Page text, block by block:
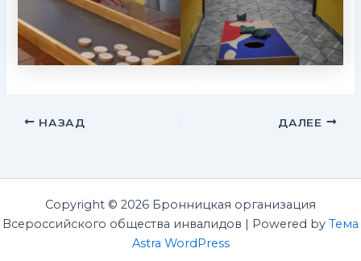
НАЗАД ДАЛЕЕ
Copyright © 2026 Бронницкая организация
Всероссийского общества инвалидов | Powered by Тема
Astra WordPress